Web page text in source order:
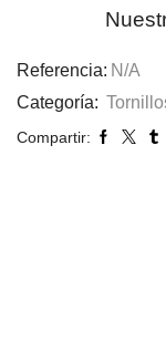
Referencia: N/A
Categoría:
Compartir: